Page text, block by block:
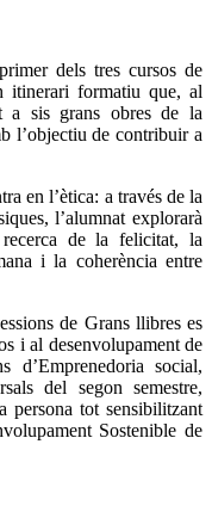
dels tres cursos de
itinerari formatiu que, al
a sis grans obres de la
l’objectiu de contribuir a
en l’ètica: a través de la
l’alumnat explorarà
de la felicitat, la
i la coherència entre
de Grans llibres es
i al desenvolupament de
d’Emprenedoria social,
del segon semestre,
persona tot sensibilitzant
Sostenible de